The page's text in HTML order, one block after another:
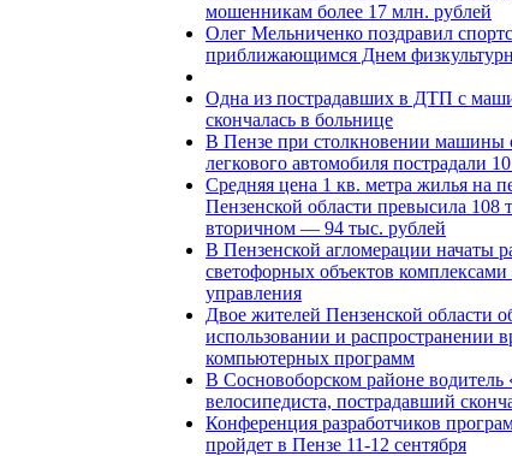
мошенникам более 17 млн. рублей
Олег Мельниченко поздравил
приближающимся Днем
Одна из пострадавших в ДТП с
скончалась в больнице
В Пензе при столкновении машины
легкового автомобиля пострадали
Средняя цена 1 кв. метра жилья на
Пензенской области превысила 108
вторичном — 94 тыс. рублей
В Пензенской агломерации начаты
светофорных объектов комплексами
управления
Двое жителей Пензенской области
использовании и распространении
компьютерных программ
В Сосновоборском районе водитель
велосипедиста, пострадавший
Конференция разработчиков
пройдет в Пензе 11-12 сентября